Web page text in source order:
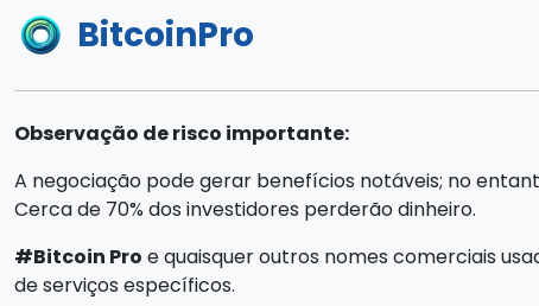
BitcoinPro
Observação de risco importante:
A negociação pode gerar benefícios notáveis; no
Cerca de 70% dos investidores perderão dinheiro.
#Bitcoin Pro e quaisquer outros nomes comerciais
de serviços específicos.